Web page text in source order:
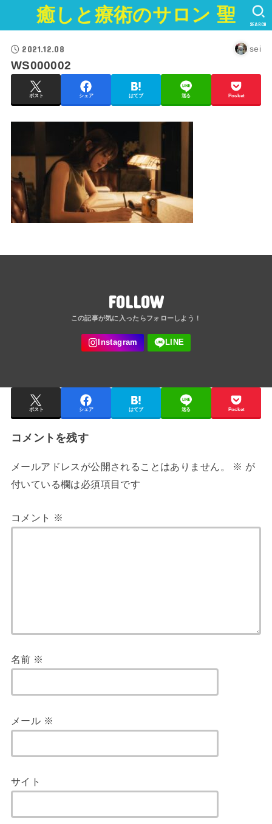
癒しと療術のサロン 聖 SEARCH
2021.12.08 sei
WS000002
ポスト シェア はてブ 送る Pocket
FOLLOW
ポスト シェア はてブ 送る Pocket
コメントを残す
メールアドレスが公開されることはありません。 ※ が
付いている欄は必須項目です
コメント ※
名前 ※
メール ※
サイト